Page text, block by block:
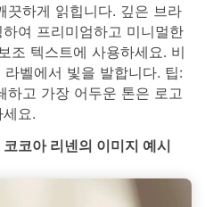
끗하게 읽힙니다. 깊은 브라
여 프리미엄하고 미니멀한
조 텍스트에 사용하세요. 비
벨에서 빛을 발합니다. 팁:
하고 가장 어두운 톤은 로고
요.
코아 리넨의 이미지 예시